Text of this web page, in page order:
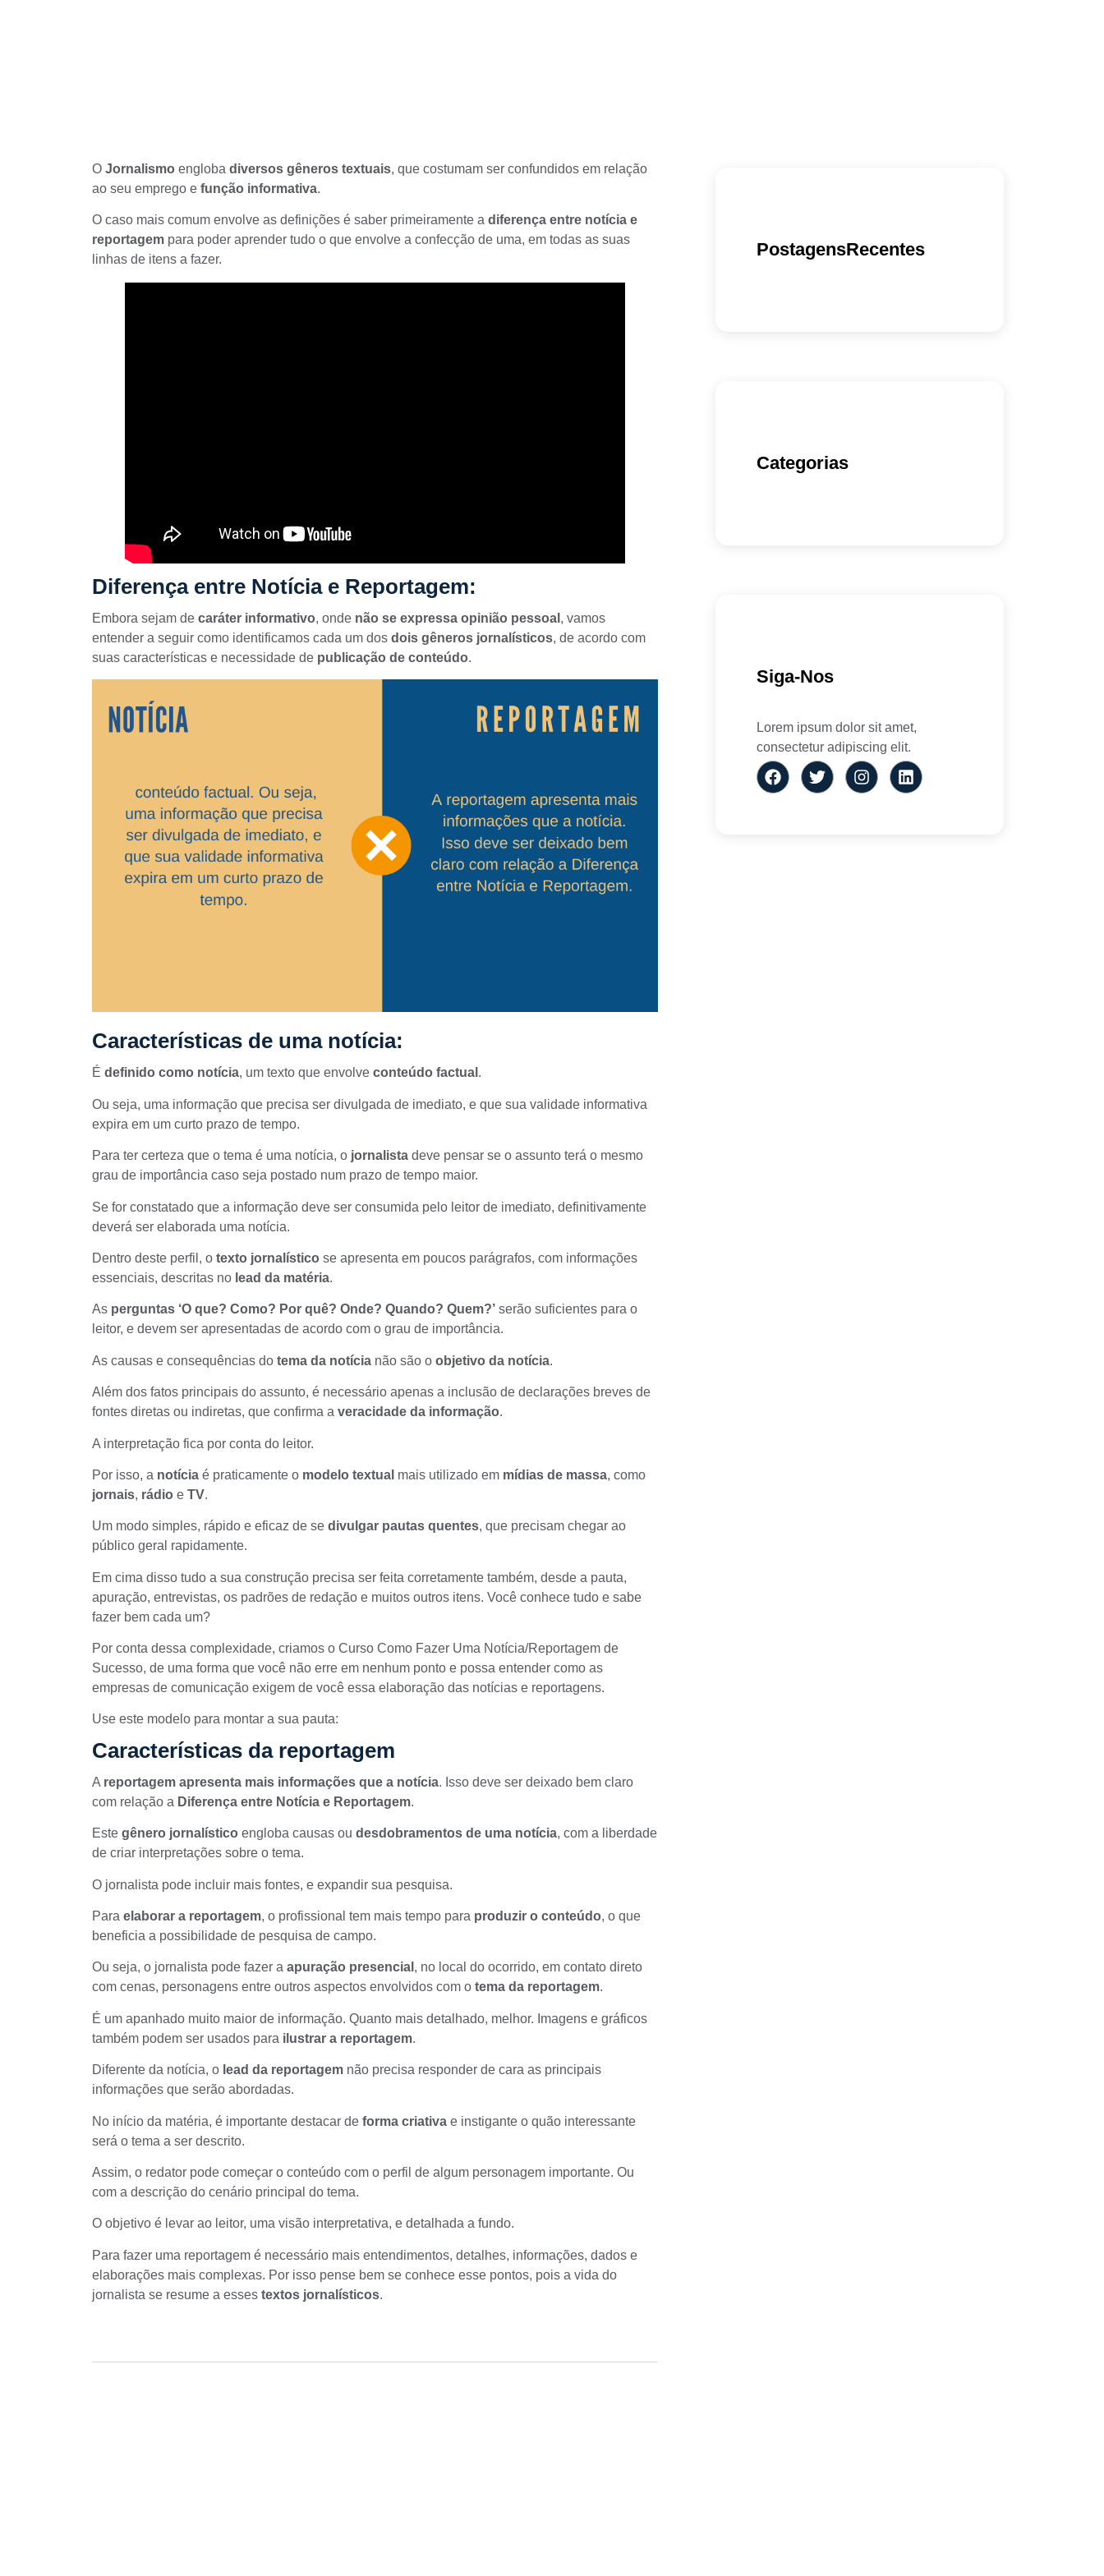
O Jornalismo engloba diversos gêneros textuais, que costumam ser confundidos em relação
ao seu emprego e função informativa.
O caso mais comum envolve as definições é saber primeiramente a diferença entre notícia e
reportagem para poder aprender tudo o que envolve a confecção de uma, em todas as suas
linhas de itens a fazer.
Diferença entre Notícia e Reportagem:
Embora sejam de caráter informativo, onde não se expressa opinião pessoal , vamos
entender a seguir como identificamos cada um dos dois gêneros jornalísticos, de acordo com
suas características e necessidade de publicação de conteúdo.
Características de uma notícia:
É definido como notícia, um texto que envolve conteúdo factual .
Ou seja, uma informação que precisa ser divulgada de imediato, e que sua validade informativa
expira em um curto prazo de tempo.
Para ter certeza que o tema é uma notícia, o jornalista deve pensar se o assunto terá o mesmo
grau de importância caso seja postado num prazo de tempo maior.
Se for constatado que a informação deve ser consumida pelo leitor de imediato, definitivamente
deverá ser elaborada uma notícia.
Dentro deste perfil, o texto jornalístico se apresenta em poucos parágrafos, com informações
essenciais, descritas no lead da matéria.
As perguntas ‘O que? Como? Por quê? Onde? Quando? Quem?’ serão suficientes para o
leitor, e devem ser apresentadas de acordo com o grau de importância.
As causas e consequências do tema da notícia não são o objetivo da notícia.
Além dos fatos principais do assunto, é necessário apenas a inclusão de declarações breves de
fontes diretas ou indiretas, que confirma a veracidade da informação.
A interpretação fica por conta do leitor.
Por isso, a notícia é praticamente o modelo textual mais utilizado em mídias de massa, como
jornais, rádio e TV.
Um modo simples, rápido e eficaz de se divulgar pautas quentes, que precisam chegar ao
público geral rapidamente.
Em cima disso tudo a sua construção precisa ser feita corretamente também, desde a pauta,
apuração, entrevistas, os padrões de redação e muitos outros itens. Você conhece tudo e sabe
fazer bem cada um?
Por conta dessa complexidade, criamos o Curso Como Fazer Uma Notícia/Reportagem de
Sucesso, de uma forma que você não erre em nenhum ponto e possa entender como as
empresas de comunicação exigem de você essa elaboração das notícias e reportagens.
Use este modelo para montar a sua pauta:
Características da reportagem
A reportagem apresenta mais informações que a notícia. Isso deve ser deixado bem claro
com relação a Diferença entre Notícia e Reportagem.
Este gênero jornalístico engloba causas ou desdobramentos de uma notícia, com a liberdade
de criar interpretações sobre o tema.
O jornalista pode incluir mais fontes, e expandir sua pesquisa.
Para elaborar a reportagem, o profissional tem mais tempo para produzir o conteúdo, o que
beneficia a possibilidade de pesquisa de campo.
Ou seja, o jornalista pode fazer a apuração presencial , no local do ocorrido, em contato direto
com cenas, personagens entre outros aspectos envolvidos com o tema da reportagem.
É um apanhado muito maior de informação. Quanto mais detalhado, melhor. Imagens e gráficos
também podem ser usados para ilustrar a reportagem.
Diferente da notícia, o lead da reportagem não precisa responder de cara as principais
informações que serão abordadas.
No início da matéria, é importante destacar de forma criativa e instigante o quão interessante
será o tema a ser descrito.
Assim, o redator pode começar o conteúdo com o perfil de algum personagem importante. Ou
com a descrição do cenário principal do tema.
O objetivo é levar ao leitor, uma visão interpretativa, e detalhada a fundo.
Para fazer uma reportagem é necessário mais entendimentos, detalhes, informações, dados e
elaborações mais complexas. Por isso pense bem se conhece esse pontos, pois a vida do
jornalista se resume a esses textos jornalísticos.
PostagensRecentes
Categorias
Siga-Nos
Lorem ipsum dolor sit amet,
consectetur adipiscing elit.